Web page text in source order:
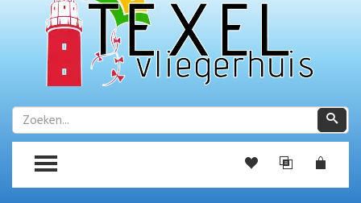
Zoeken
TOGGLE MENU